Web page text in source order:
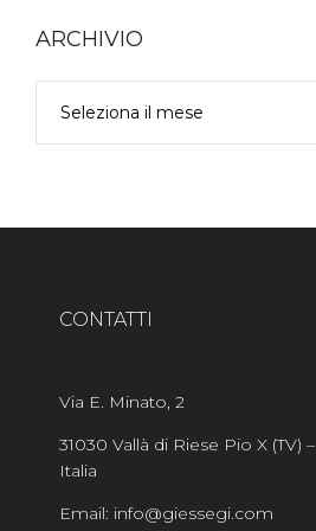
ARCHIVIO
CONTATTI
Via E. Minato, 2
31030 Vallà di Riese Pio X (TV) –
Italia
Email: info@giessegi.com